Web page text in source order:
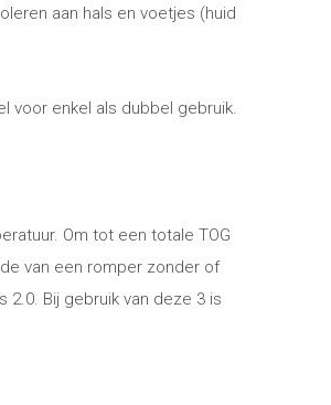
aan hals en voetjes (huid
voor enkel als dubbel gebruik.
Om tot een totale TOG
van een romper zonder of
2.0. Bij gebruik van deze 3 is